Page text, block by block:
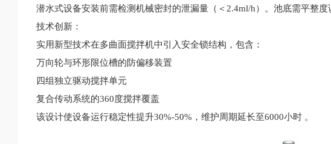
潜水式设备安装前需检测机械密封的泄漏量（＜ 2.4ml/h）。池底需平整度
技术创新：
实用新型技术在多曲面搅拌机中引入安全锁结构，包含：
万向轮与环形限位槽的防偏移装置
四组独立驱动搅拌单元
复合传动系统的360度搅拌覆盖
该设计使设备运行稳定性提升30%-50% ，维护周期延长至6000小时 。